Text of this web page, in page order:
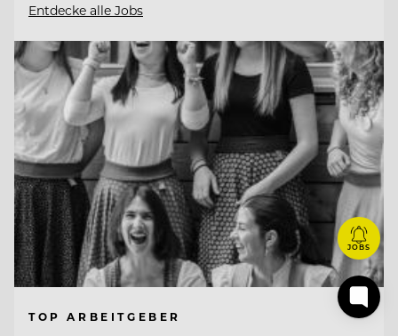
Entdecke alle Jobs
TOP ARBEITGEBER
JOBS